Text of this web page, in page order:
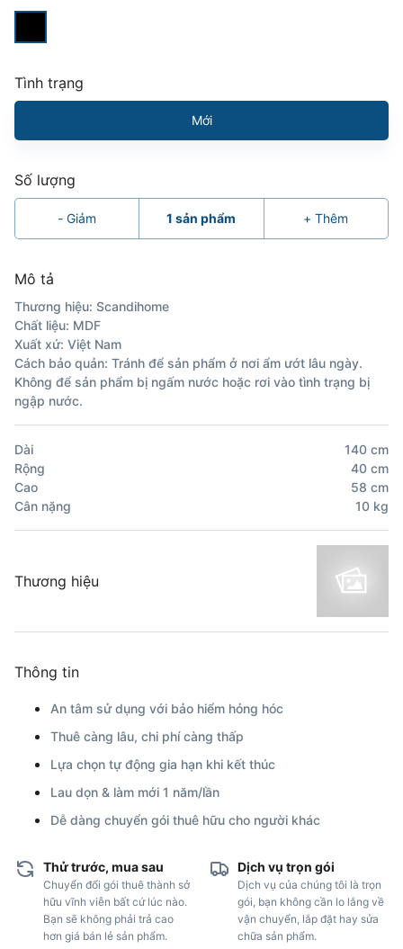
Tình trạng
Mới
Số lượng
-Giảm 1 sản phẩm +Thêm
Mô tả
Thương hiệu: Scandihome
Chất liệu: MDF
Xuất xứ: Việt Nam
Cách bảo quản: Tránh để sản phẩm ở nơi ẩm ướt lâu ngày.
Không để sản phẩm bị ngấm nước hoặc rơi vào tình trạng bị
ngập nước.
Dài 140 cm
Rộng
40 cm
Cao
58 cm
Cân nặng
10 kg
Thương hiệu
Thông tin
An tâm sử dụng với bảo hiểm hỏng hóc
Thuê càng lâu, chi phí càng thấp
Lựa chọn tự động gia hạn khi kết thúc
Lau dọn & làm mới 1 năm/lần
Dễ dàng chuyển gói thuê hữu cho người khác
Thử trước, mua sau
Chuyển đổi gói thuê thành sở
hữu vĩnh viễn bất cứ lúc nào.
Bạn sẽ không phải trả cao
hơn giá bán lẻ sản phẩm.
Dịch vụ trọn gói
Dịch vụ của chúng tôi là trọn
gói, bạn không cần lo lắng về
vận chuyển, lắp đặt hay sửa
chữa sản phẩm.